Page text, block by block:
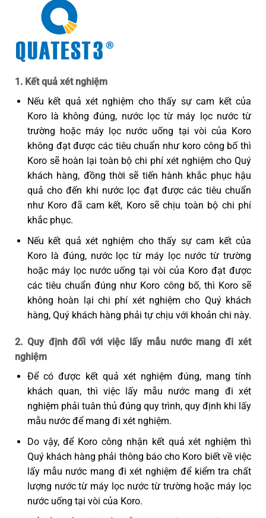
1. Kết quả xét nghiệm
Nếu kết quả xét nghiệm cho thấy sự cam kết của
Koro là không đúng, nước lọc từ máy lọc nước từ
trường hoặc máy lọc nước uống tại vòi của Koro
không đạt được các tiêu chuẩn như koro công bố thì
Koro sẽ hoàn lại toàn bộ chi phí xét nghiệm cho Quý
khách hàng, đồng thời sẽ tiến hành khắc phục hậu
quả cho đến khi nước lọc đạt được các tiêu chuẩn
như Koro đã cam kết, Koro sẽ chịu toàn bộ chi phí
khắc phục.
Nếu kết quả xét nghiệm cho thấy sự cam kết của
Koro là đúng, nước lọc từ máy lọc nước từ trường
hoặc máy lọc nước uống tại vòi của Koro đạt được
các tiêu chuẩn đúng như Koro công bố, thì Koro sẽ
không hoàn lại chi phí xét nghiệm cho Quý khách
hàng, Quý khách hàng phải tự chịu với khoản chi này.
2. Quy định đối với việc lấy mẫu nước mang đi xét
nghiệm
Để có được kết quả xét nghiệm đúng, mang tính
khách quan, thì việc lấy mẫu nước mang đi xét
nghiệm phải tuân thủ đúng quy trình, quy định khi lấy
mẫu nước để mang đi xét nghiệm.
Do vậy, để Koro công nhận kết quả xét nghiệm thì
Quý khách hàng phải thông báo cho Koro biết về việc
lấy mẫu nước mang đi xét nghiệm để kiểm tra chất
lượng nước từ máy lọc nước từ trường hoặc máy lọc
nước uống tại vòi của Koro.